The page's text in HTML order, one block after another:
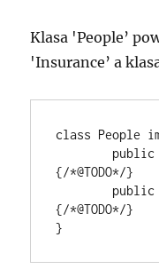
Klasa 'People’
'Insurance’ a
class People
{/*@TODO*/}
{/*@TODO*/}